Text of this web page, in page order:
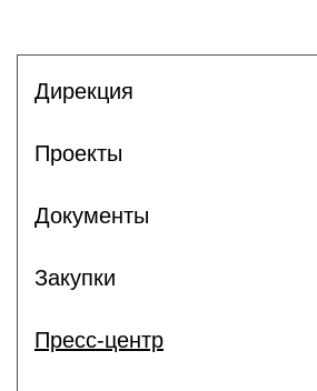
Дирекция
Проекты
Документы
Закупки
Пресс-центр